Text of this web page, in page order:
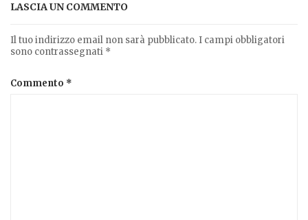
LASCIA UN COMMENTO
Il tuo indirizzo email non sarà pubblicato. I campi obbligatori
sono contrassegnati *
Commento *